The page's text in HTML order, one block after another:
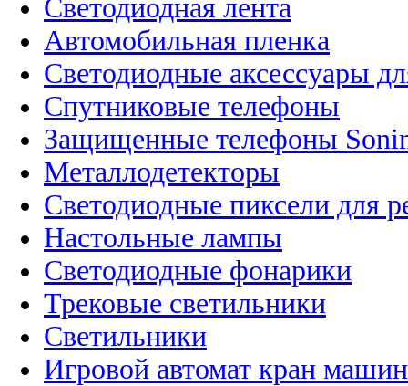
Светодиодная лента
Автомобильная пленка
Светодиодные аксессуары
Спутниковые телефоны
Защищенные телефоны
Металлодетекторы
Светодиодные пиксели для
Настольные лампы
Светодиодные фонарики
Трековые светильники
Светильники
Игровой автомат кран